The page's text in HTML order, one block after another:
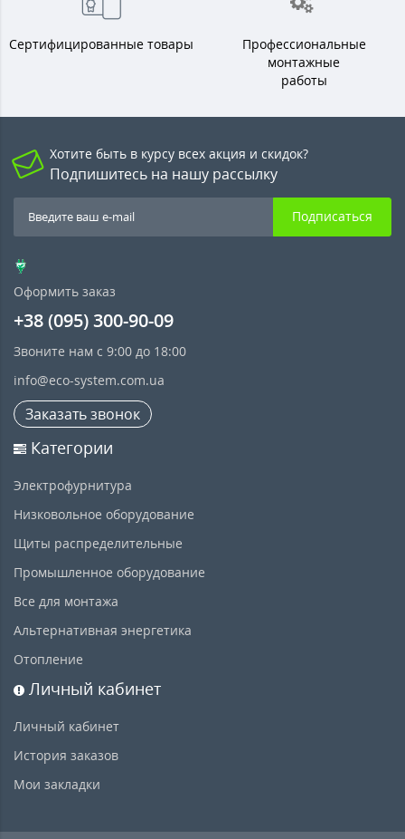
Сертифицированные товары
Профессиональные
монтажные
работы
Хотите быть в курсу всех акция и скидок?
Подпишитесь на нашу рассылку
Подписаться
Оформить заказ
+38 (095) 300-90-09
Звоните нам с 9:00 до 18:00
info@eco-system.com.ua
Заказать звонок
Категории
Электрофурнитура
Низковольное оборудование
Щиты распределительные
Промышленное оборудование
Все для монтажа
Альтернативная энергетика
Отопление
Личный кабинет
Личный кабинет
История заказов
Мои закладки